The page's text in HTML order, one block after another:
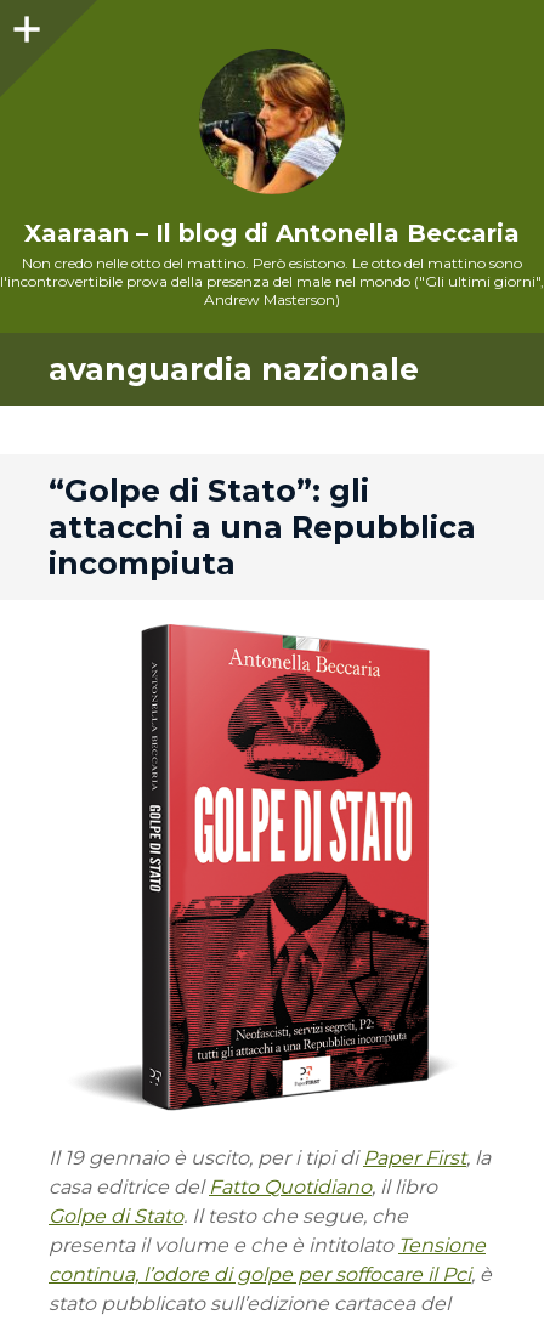
Xaaraan – Il blog di Antonella Beccaria
Non credo nelle otto del mattino. Però esistono. Le otto del mattino sono
l'incontrovertibile prova della presenza del male nel mondo ("Gli ultimi giorni",
Andrew Masterson)
avanguardia nazionale
“Golpe di Stato”: gli
attacchi a una Repubblica
incompiuta
Il 19 gennaio è uscito, per i tipi di Paper First, la
casa editrice del Fatto Quotidiano, il libro
Golpe di Stato. Il testo che segue, che
presenta il volume e che è intitolato Tensione
continua, l’odore di golpe per soffocare il Pci, è
stato pubblicato sull’edizione cartacea del